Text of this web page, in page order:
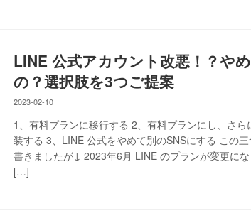
LINE 公式アカウント改悪！？や
の？選択肢を3つご提案
2023-02-10
1、有料プランに移行する 2、有料プランにし、さら
装する 3、LINE 公式をやめて別のSNSにする この
書きましたが↓ 2023年6月 LINE のプランが変更に
[…]